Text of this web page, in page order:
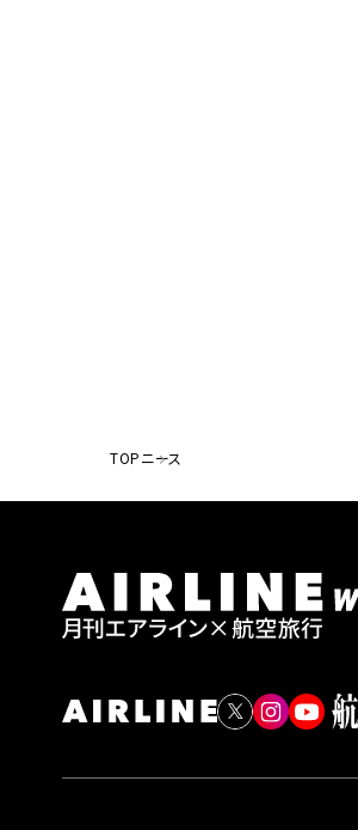
TOPニース